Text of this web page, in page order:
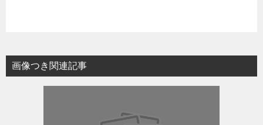
画像つき関連記事